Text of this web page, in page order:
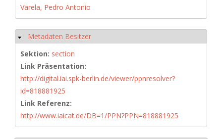
Varela, Pedro Antonio
Hide
Metadaten Besitzer
Sektion: section
Link Präsentation:
http://digital.iai.spk-berlin.de/viewer/ppnresolver?
id=818881925
Link Referenz:
http://www.iaicat.de/DB=1/PPN?PPN=818881925